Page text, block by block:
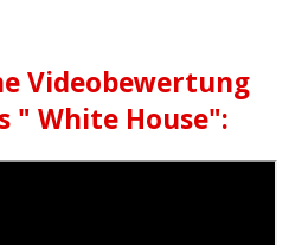
Videobewertung
" White House":